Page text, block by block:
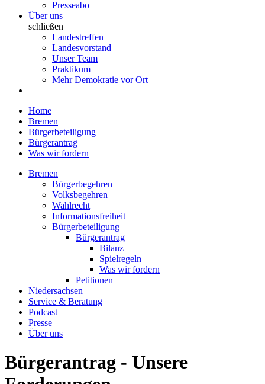
Presseabo
Über uns
schließen
Landestreffen
Landesvorstand
Unser Team
Praktikum
Mehr Demokratie vor Ort
Home
Bremen
Bürgerbeteiligung
Bürgerantrag
Was wir fordern
Bremen
Bürgerbegehren
Volksbegehren
Wahlrecht
Informationsfreiheit
Bürgerbeteiligung
Bürgerantrag
Bilanz
Spielregeln
Was wir fordern
Petitionen
Niedersachsen
Service & Beratung
Podcast
Presse
Über uns
Bürgerantrag - Unsere